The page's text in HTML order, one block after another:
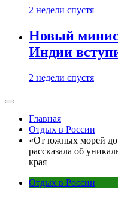
2 недели спустя
Новый
Индии
2 недели спустя
Главная
Отдых в России
«От южных морей до
рассказала об
края
Отдых в России